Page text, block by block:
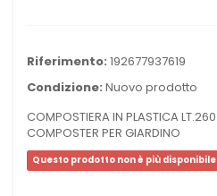
Riferimento: 192677937619
Condizione: Nuovo prodotto
COMPOSTIERA IN PLASTICA
COMPOSTER PER GIARDINO
Questo prodotto non è più disponibile